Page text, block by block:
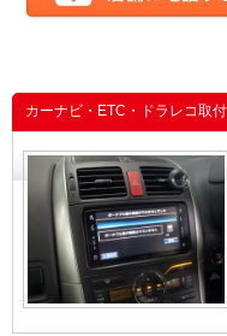
カーナビ・ETC・ドラレコ取付